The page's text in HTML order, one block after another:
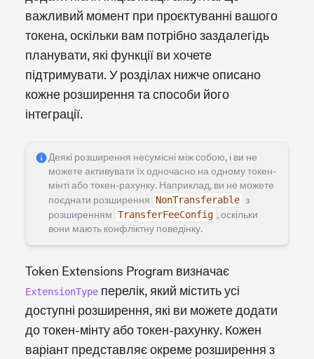
важливий момент при проєктуванні вашого
токена, оскільки вам потрібно заздалегідь
планувати, які функції ви хочете
підтримувати. У розділах нижче описано
кожне розширення та способи його
інтеграції.
Деякі розширення несумісні між собою, і ви не
можете активувати їх одночасно на одному токен-
мінті або токен-рахунку. Наприклад, ви не можете
поєднати розширення
NonTransferable з
розширенням TransferFeeConfig , оскільки
вони мають конфліктну поведінку.
Token Extensions Program визначає
ExtensionType перелік, який містить усі
доступні розширення, які ви можете додати
до токен-мінту або токен-рахунку. Кожен
варіант представляє окреме розширення з